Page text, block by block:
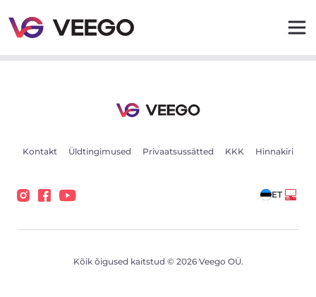
Kontakt Üldtingimused Privaatsussätted KKK Hinnakiri
ET
Kõik õigused kaitstud © 2026 Veego OÜ.